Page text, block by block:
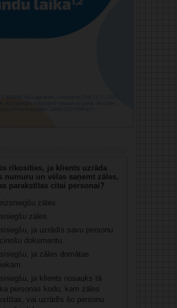
rīkosities, ja klients uzrāda
numuru un vēlas saņemt zāles,
parakstītas citai personai?
zāles.
zāles.
ja uzrādīs savu personu
dokumentu.
ja zāles domātas
ja klients nosauks tā
personas kodu, kam zāles
vai uzrādīs šo personu